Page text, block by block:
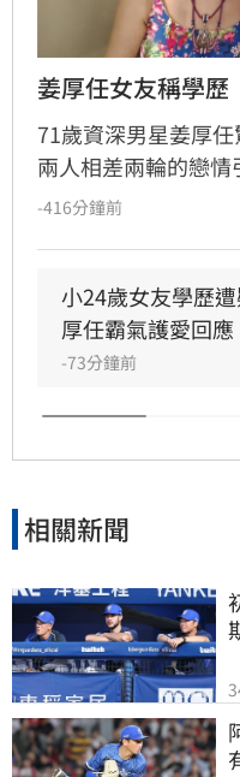
姜厚任女友稱學歷
71歲資深男星姜厚
兩人相差兩輪的戀
大「3碩1博」的超狂
引發學歷造假疑雲
示，個人學歷資訊
對外界的質疑聲浪
呼籲外界不要把這
對女方背景有一定
的交往空間與尊重
-416分鐘前
小24歲女友學歷
厚任霸氣護愛回應
-73分鐘前
相關新聞